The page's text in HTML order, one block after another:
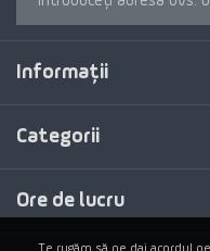
Informaţii
Categorii
Ore de lucru